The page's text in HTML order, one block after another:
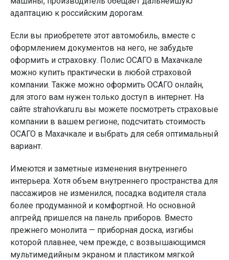
адаптацию к российским дорогам.
Если вы приобретете этот автомобиль, вместе с
оформлением документов на него, не забудьте
оформить и страховку. Полис ОСАГО в Махачкале
можно купить практически в любой страховой
компании. Также можно оформить ОСАГО онлайн,
для этого вам нужен только доступ в интернет. На
сайте strahovkaru.ru вы можете посмотреть страховые
компании в вашем регионе, подсчитать стоимость
ОСАГО в Махачкале и выбрать для себя оптимальный
вариант.
Имеются и заметные изменения внутреннего
интерьера. Хотя объем внутреннего пространства для
пассажиров не изменился, посадка водителя стала
более продуманной и комфортной. Но основной
апгрейд пришелся на панель приборов. Вместо
прежнего монолита — приборная доска, изгибы
которой плавнее, чем прежде, с возвышающимся
мультимедийным экраном и пластиком мягкой